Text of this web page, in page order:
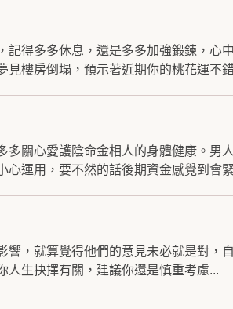
得多多休息，還是多多加強鍛鍊，心
樓房倒塌，預示著近期你的桃花運不
關心愛護陰命金相人的身體健康。男
心運用，要不然的話後期資金感覺到會
，就算覺得他們的意見未必就是對，
人生抉擇有關，建議你還是慎重考慮...